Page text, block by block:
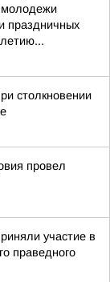
молодежи
праздничных
столкновении
провел
участие в
праведного